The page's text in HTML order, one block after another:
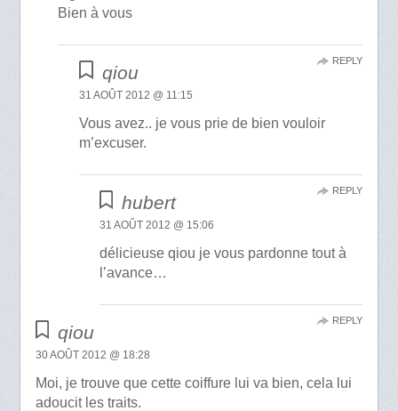
Bien à vous
qiou
31 AOÛT 2012 @ 11:15
Vous avez.. je vous prie de bien vouloir
m’excuser.
REPLY
hubert
31 AOÛT 2012 @ 15:06
délicieuse qiou je vous pardonne tout à
l’avance…
REPLY
qiou
30 AOÛT 2012 @ 18:28
Moi, je trouve que cette coiffure lui va bien, cela lui
adoucit les traits.
REPLY